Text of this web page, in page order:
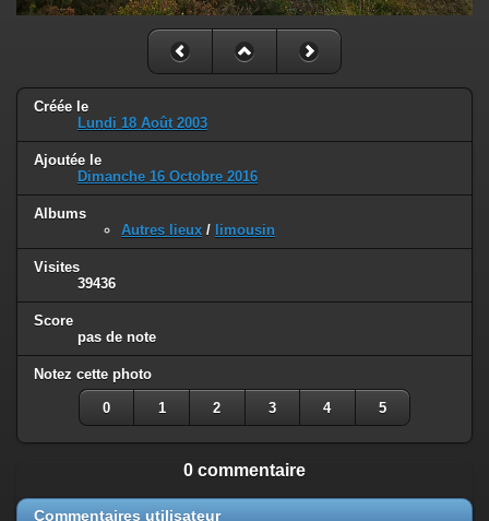
Créée le
Lundi 18 Août 2003
Ajoutée le
Dimanche 16 Octobre 2016
Albums
Autres lieux / limousin
Visites
39436
Score
pas de note
Notez cette photo
0 1 2 3 4 5
0 commentaire
Commentaires utilisateur